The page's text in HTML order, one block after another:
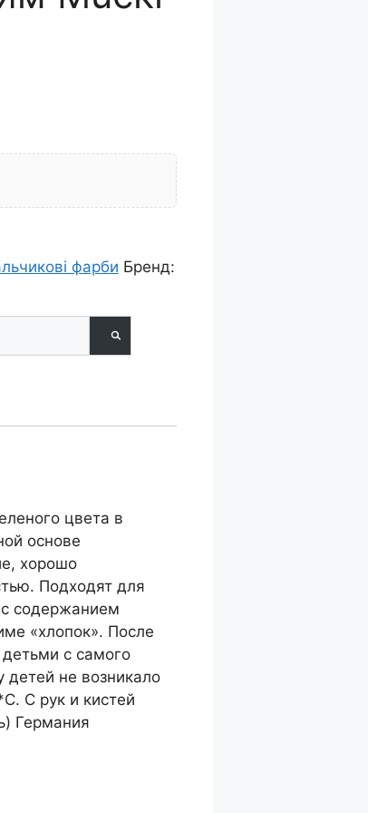
фарби Бренд:
цвета в
основе
хорошо
Подходят для
содержанием
«хлопок». После
с самого
не возникало
С рук и кистей
Германия